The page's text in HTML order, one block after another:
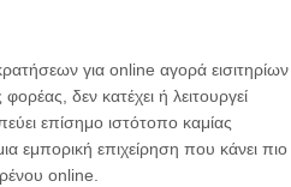
για online αγορά εισιτηρίων
δεν κατέχει ή λειτουργεί
επίσημο ιστότοπο καμίας
εμπορική επιχείρηση που κάνει πιο
online.